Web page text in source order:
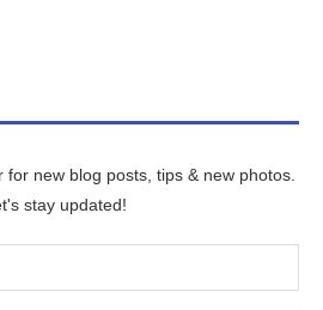
for new blog posts, tips & new photos.
stay updated!